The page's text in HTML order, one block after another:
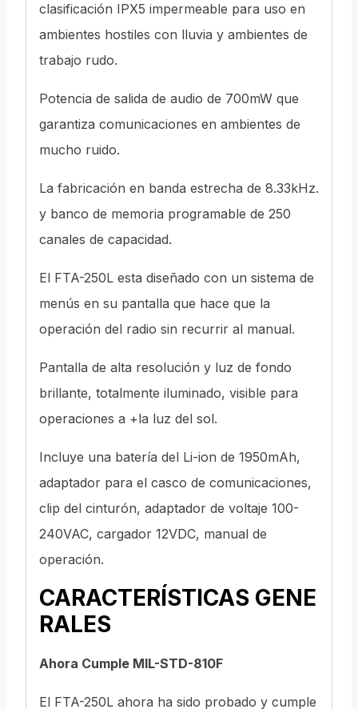
clasificación IPX5 impermeable para uso en
ambientes hostiles con lluvia y ambientes de
trabajo rudo.
Potencia de salida de audio de 700mW que
garantiza comunicaciones en ambientes de
mucho ruido.
La fabricación en banda estrecha de 8.33kHz.
y banco de memoria programable de 250
canales de capacidad.
El FTA-250L esta diseñado con un sistema de
menús en su pantalla que hace que la
operación del radio sin recurrir al manual.
Pantalla de alta resolución y luz de fondo
brillante, totalmente iluminado, visible para
operaciones a +la luz del sol.
Incluye una batería del Li-ion de 1950mAh,
adaptador para el casco de comunicaciones,
clip del cinturón, adaptador de voltaje 100-
240VAC, cargador 12VDC, manual de
operación.
CARACTERÍSTICAS GENE
RALES
Ahora Cumple MIL-STD-810F
El FTA-250L ahora ha sido probado y cumple